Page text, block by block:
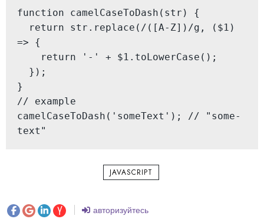
function camelCaseToDash(str) {
=> {
}
// example
camelCaseToDash('someText'); // "some-
text"
JAVASCRIPT
авторизуйтесь